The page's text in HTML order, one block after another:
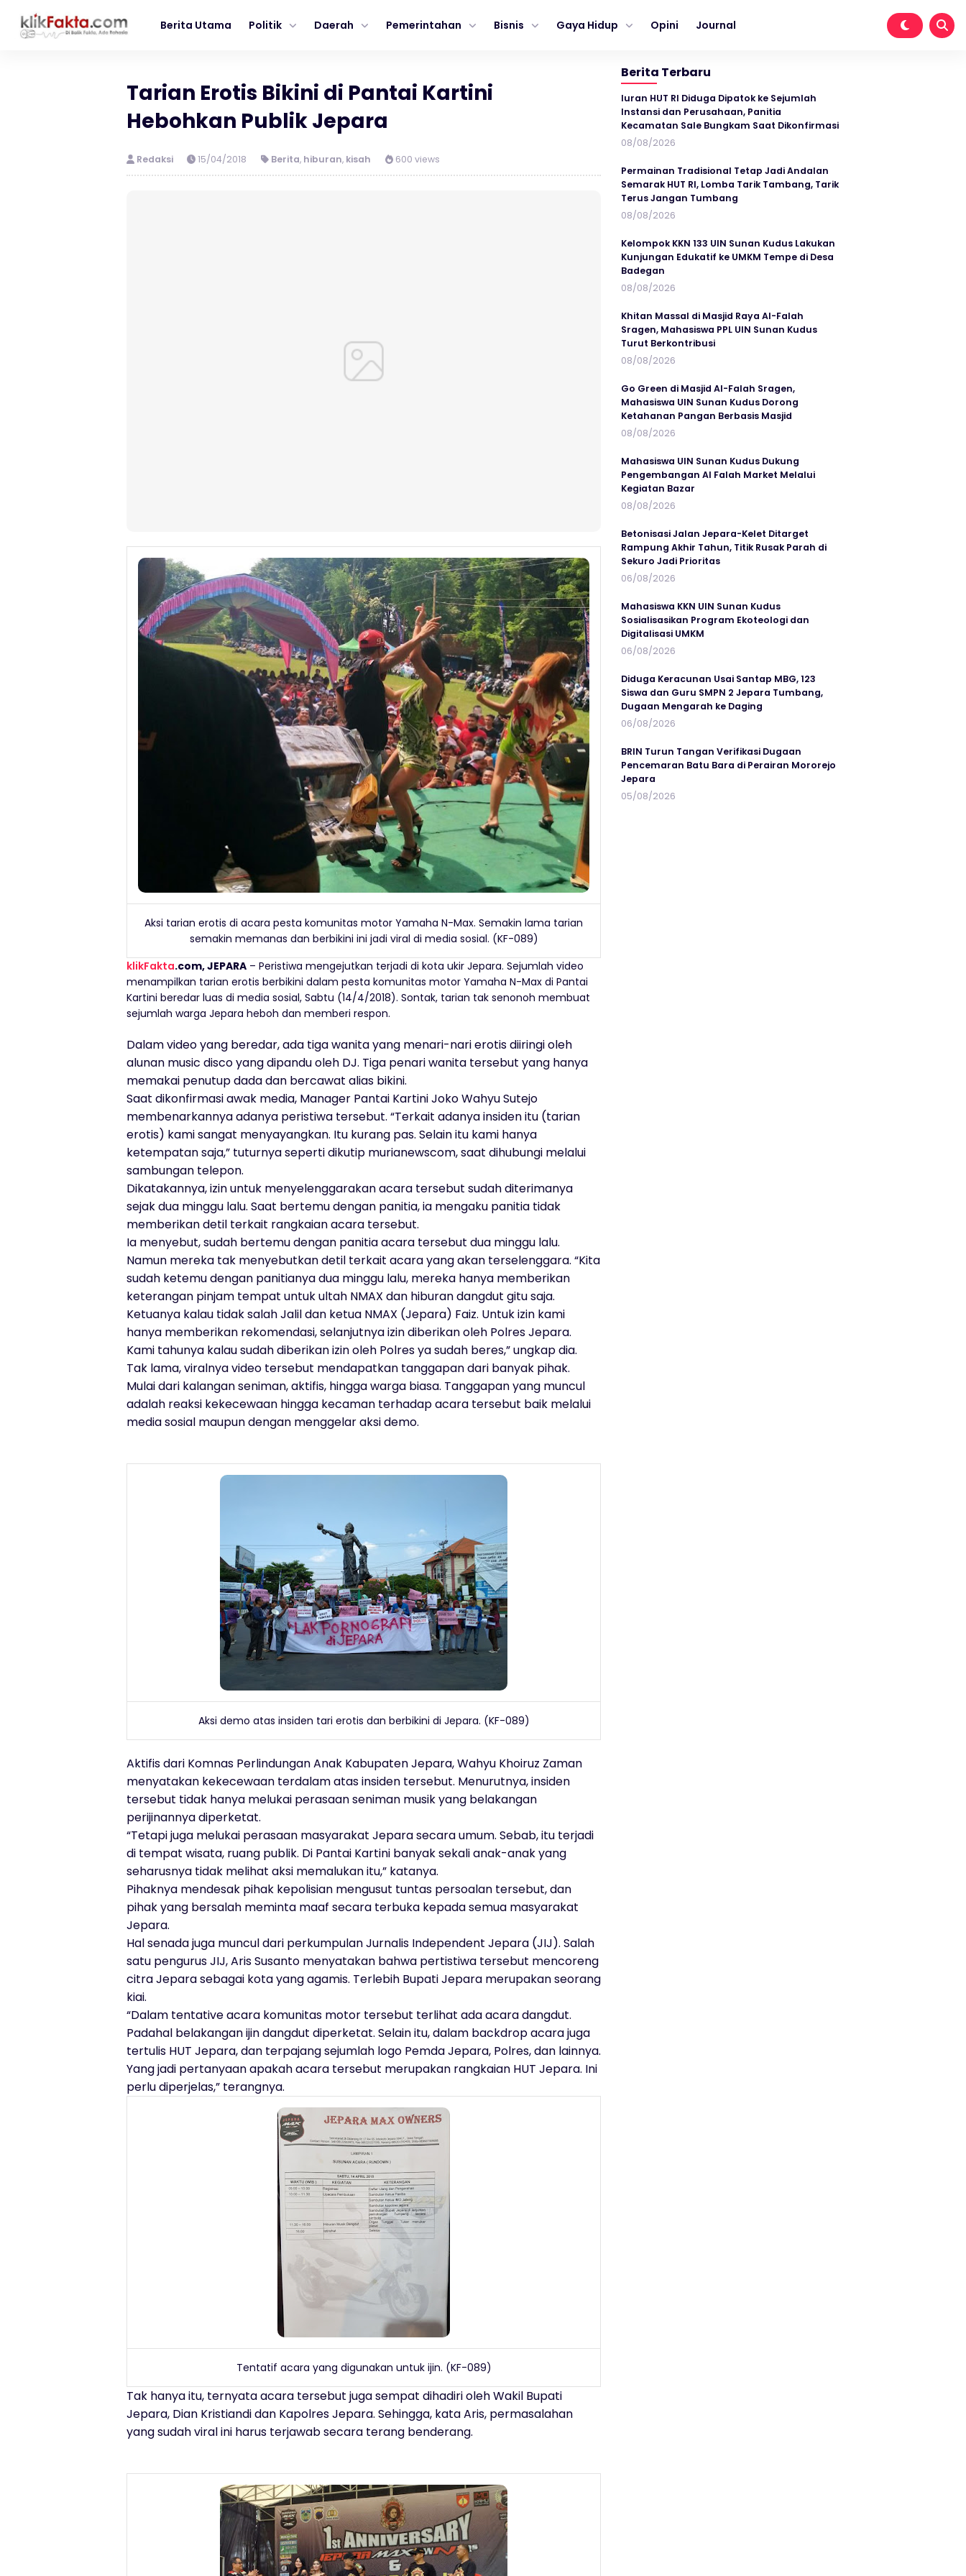
Berita Utama Politik Daerah Pemerintahan Bisnis Gaya Hidup Opini Journal
Tarian Erotis Bikini di Pantai Kartini
Hebohkan Publik Jepara
Redaksi 15/04/2018 Berita, hiburan, kisah 600 views
Aksi tarian erotis di acara pesta komunitas motor Yamaha N-Max. Semakin lama tarian
semakin memanas dan berbikini ini jadi viral di media sosial. (KF-089)
klikFakta.com, JEPARA – Peristiwa mengejutkan terjadi di kota ukir Jepara. Sejumlah video
menampilkan tarian erotis berbikini dalam pesta komunitas motor Yamaha N-Max di Pantai
Kartini beredar luas di media sosial, Sabtu (14/4/2018). Sontak, tarian tak senonoh membuat
sejumlah warga Jepara heboh dan memberi respon.
Dalam video yang beredar, ada tiga wanita yang menari-nari erotis diiringi oleh
alunan music disco yang dipandu oleh DJ. Tiga penari wanita tersebut yang hanya
memakai penutup dada dan bercawat alias bikini.
Saat dikonfirmasi awak media, Manager Pantai Kartini Joko Wahyu Sutejo
membenarkannya adanya peristiwa tersebut. “Terkait adanya insiden itu (tarian
erotis) kami sangat menyayangkan. Itu kurang pas. Selain itu kami hanya
ketempatan saja,” tuturnya seperti dikutip murianewscom, saat dihubungi melalui
sambungan telepon.
Dikatakannya, izin untuk menyelenggarakan acara tersebut sudah diterimanya
sejak dua minggu lalu. Saat bertemu dengan panitia, ia mengaku panitia tidak
memberikan detil terkait rangkaian acara tersebut.
Ia menyebut, sudah bertemu dengan panitia acara tersebut dua minggu lalu.
Namun mereka tak menyebutkan detil terkait acara yang akan terselenggara. “Kita
sudah ketemu dengan panitianya dua minggu lalu, mereka hanya memberikan
keterangan pinjam tempat untuk ultah NMAX dan hiburan dangdut gitu saja.
Ketuanya kalau tidak salah Jalil dan ketua NMAX (Jepara) Faiz‎. Untuk izin kami
hanya memberikan rekomendasi, selanjutnya izin diberikan oleh Polres Jepara.
Kami tahunya kalau sudah diberikan izin oleh Polres ya sudah beres,” ungkap dia.
Tak lama, viralnya video tersebut mendapatkan tanggapan dari banyak pihak.
Mulai dari kalangan seniman, aktifis, hingga warga biasa. Tanggapan yang muncul
adalah reaksi kekecewaan hingga kecaman terhadap acara tersebut baik melalui
media sosial maupun dengan menggelar aksi demo.
Aksi demo atas insiden tari erotis dan berbikini di Jepara. (KF-089)
Aktifis dari Komnas Perlindungan Anak Kabupaten Jepara, Wahyu Khoiruz Zaman
menyatakan kekecewaan terdalam atas insiden tersebut. Menurutnya, insiden
tersebut tidak hanya melukai perasaan seniman musik yang belakangan
perijinannya diperketat.
“Tetapi juga melukai perasaan masyarakat Jepara secara umum. Sebab, itu terjadi
di tempat wisata, ruang publik. Di Pantai Kartini banyak sekali anak-anak yang
seharusnya tidak melihat aksi memalukan itu,” katanya.
Pihaknya mendesak pihak kepolisian mengusut tuntas persoalan tersebut, dan
pihak yang bersalah meminta maaf secara terbuka kepada semua masyarakat
Jepara.
Hal senada juga muncul dari perkumpulan Jurnalis Independent Jepara (JIJ). Salah
satu pengurus JIJ, Aris Susanto menyatakan bahwa pertistiwa tersebut mencoreng
citra Jepara sebagai kota yang agamis. Terlebih Bupati Jepara merupakan seorang
kiai.
“Dalam tentative acara komunitas motor tersebut terlihat ada acara dangdut.
Padahal belakangan ijin dangdut diperketat. Selain itu, dalam backdrop acara juga
tertulis HUT Jepara, dan terpajang sejumlah logo Pemda Jepara, Polres, dan lainnya.
Yang jadi pertanyaan apakah acara tersebut merupakan rangkaian HUT Jepara. Ini
perlu diperjelas,” terangnya.
Tentatif acara yang digunakan untuk ijin. (KF-089)
Tak hanya itu, ternyata acara tersebut juga sempat dihadiri oleh Wakil Bupati
Jepara, Dian Kristiandi dan Kapolres Jepara. Sehingga, kata Aris, permasalahan
yang sudah viral ini harus terjawab secara terang benderang.
Berita Terbaru
Iuran HUT RI Diduga Dipatok ke Sejumlah
Instansi dan Perusahaan, Panitia
Kecamatan Sale Bungkam Saat Dikonfirmasi
08/08/2026
Permainan Tradisional Tetap Jadi Andalan
Semarak HUT RI, Lomba Tarik Tambang, Tarik
Terus Jangan Tumbang
08/08/2026
Kelompok KKN 133 UIN Sunan Kudus Lakukan
Kunjungan Edukatif ke UMKM Tempe di Desa
Badegan
08/08/2026
Khitan Massal di Masjid Raya Al-Falah
Sragen, Mahasiswa PPL UIN Sunan Kudus
Turut Berkontribusi
08/08/2026
Go Green di Masjid Al-Falah Sragen,
Mahasiswa UIN Sunan Kudus Dorong
Ketahanan Pangan Berbasis Masjid
08/08/2026
Mahasiswa UIN Sunan Kudus Dukung
Pengembangan Al Falah Market Melalui
Kegiatan Bazar
08/08/2026
Betonisasi Jalan Jepara-Kelet Ditarget
Rampung Akhir Tahun, Titik Rusak Parah di
Sekuro Jadi Prioritas
06/08/2026
Mahasiswa KKN UIN Sunan Kudus
Sosialisasikan Program Ekoteologi dan
Digitalisasi UMKM
06/08/2026
Diduga Keracunan Usai Santap MBG, 123
Siswa dan Guru SMPN 2 Jepara Tumbang,
Dugaan Mengarah ke Daging
06/08/2026
BRIN Turun Tangan Verifikasi Dugaan
Pencemaran Batu Bara di Perairan Mororejo
Jepara
05/08/2026